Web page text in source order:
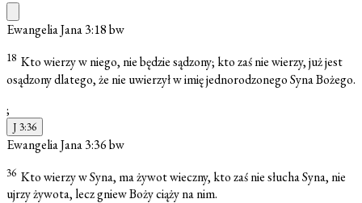
Ewangelia Jana 3:18bw
18 Kto wierzy w niego, nie będzie sądzony; kto zaś nie wierzy, już jest
osądzony dlatego, że nie uwierzył w imię jednorodzonego Syna Bożego.
;
J 3:36
Ewangelia Jana 3:36bw
36 Kto wierzy w Syna, ma żywot wieczny, kto zaś nie słucha Syna, nie
ujrzy żywota, lecz gniew Boży ciąży na nim.